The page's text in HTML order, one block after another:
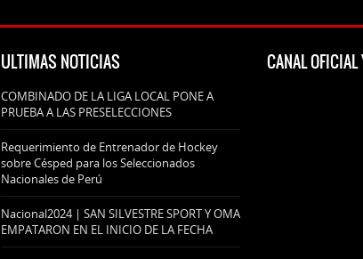
ULTIMAS NOTICIAS
COMBINADO DE LA LIGA LOCAL PONE A
PRUEBA A LAS PRESELECCIONES
Requerimiento de Entrenador de Hockey
sobre Césped para los Seleccionados
Nacionales de Perú
Nacional2024 | SAN SILVESTRE SPORT Y OMA
EMPATARON EN EL INICIO DE LA FECHA
CANAL